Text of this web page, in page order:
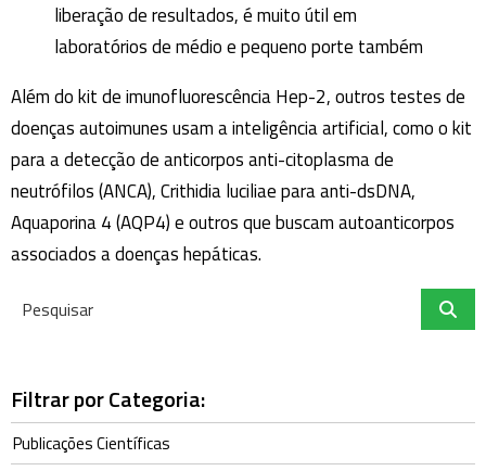
liberação de resultados, é muito útil em
laboratórios de médio e pequeno porte também
Além do kit de imunofluorescência Hep-2, outros testes de
doenças autoimunes usam a inteligência artificial, como o kit
para a detecção de anticorpos anti-citoplasma de
neutrófilos (ANCA), Crithidia luciliae para anti-dsDNA,
Aquaporina 4 (AQP4) e outros que buscam autoanticorpos
associados a doenças hepáticas.
Filtrar por Categoria:
Publicações Científicas